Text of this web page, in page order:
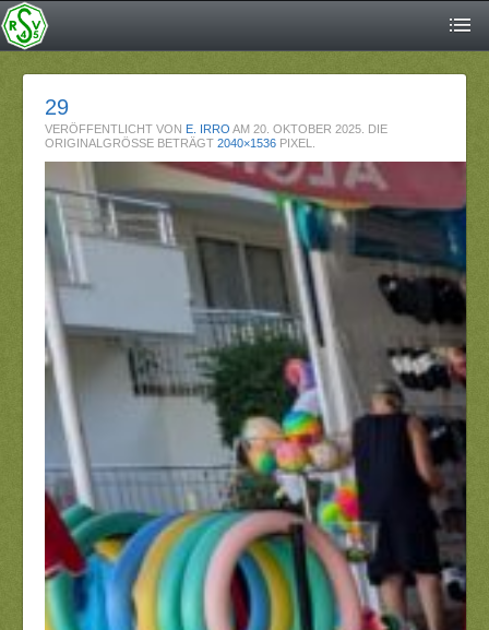
29
VERÖFFENTLICHT VON E. IRRO AM 20. OKTOBER 2025 . DIE
ORIGINALGRÖSSE BETRÄGT 2040×1536 PIXEL.